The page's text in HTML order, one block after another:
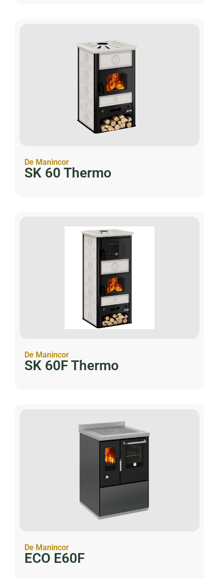
De Manincor
SK 60 Thermo
De Manincor
SK 60F Thermo
De Manincor
ECO E60F